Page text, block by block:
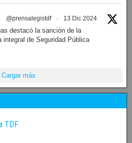
@prensalegistdf · 13 Dic 2024
destacó la sanción de la
integral de Seguridad Pública
Cargar más
TDF